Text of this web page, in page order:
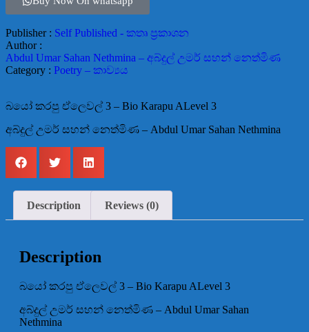
Publisher : Self Published - කතෘ ප්‍රකාශන
Author :
Abdul Umar Sahan Nethmina – අබ්දුල් උමර් සහන් නෙත්මිණ
Category : Poetry – කාව්‍යය
බයෝ කරපු ඒලෙවල් 3 – Bio Karapu ALevel 3
අබ්දුල් උමර් සහන් නෙත්මිණ – Abdul Umar Sahan Nethmina
Description Reviews (0)
Description
බයෝ කරපු ඒලෙවල් 3 – Bio Karapu ALevel 3
අබ්දුල් උමර් සහන් නෙත්මිණ – Abdul Umar Sahan
Nethmina